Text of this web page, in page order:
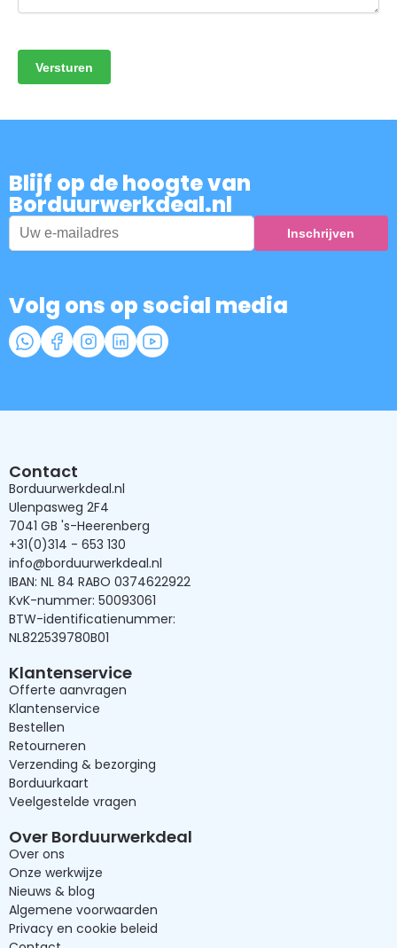
Blijf op de hoogte van
Borduurwerkdeal.nl
Volg ons op social media
Contact
Borduurwerkdeal.nl
Ulenpasweg 2F4
7041 GB 's-Heerenberg
+31(0)314 - 653 130
info@borduurwerkdeal.nl
IBAN: NL 84 RABO 0374622922
KvK-nummer: 50093061
BTW-identificatienummer:
NL822539780B01
Klantenservice
Offerte aanvragen
Klantenservice
Bestellen
Retourneren
Verzending & bezorging
Borduurkaart
Veelgestelde vragen
Over Borduurwerkdeal
Over ons
Onze werkwijze
Nieuws & blog
Algemene voorwaarden
Privacy en cookie beleid